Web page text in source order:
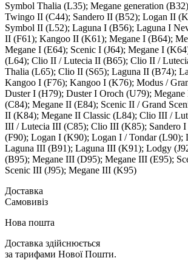
Symbol Thalia (L35); Megane generation
Twingo II (C44); Sandero II (B52); Logan II
Symbol II (L52); Laguna I (B56); Laguna I
II (F61); Kangoo II (K61); Megane I (B64);
Megane I (E64); Scenic I (J64); Megane I
(L64); Clio II / Lutecia II (B65); Clio II /
Thalia (L65); Clio II (S65); Laguna II (B74);
Kangoo I (F76); Kangoo I (K76); Modus /
Duster I (H79); Duster I Oroch (U79);
(C84); Megane II (E84); Scenic II / Grand
II (K84); Megane II Classic (L84); Clio III /
III / Lutecia III (C85); Clio III (K85); Sandero
(F90); Logan I (K90); Logan I / Tondar (L90);
Laguna III (B91); Laguna III (K91); Lodgy
(B95); Megane III (D95); Megane III (E95);
Scenic III (J95); Megane III (K95)
Доставка
Самовивіз
Нова пошта
Доставка здійснюється
за тарифами Нової Пошти.